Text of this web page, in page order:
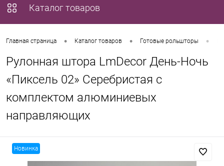
Каталог товаров
Главная страница • Каталог товаров • Готовые рольшторы •
Рулонная штора LmDecor День-Ночь
«Пиксель 02» Серебристая с
комплектом алюминиевых
направляющих
Новинка